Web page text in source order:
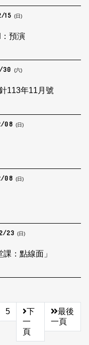
15 (日)
預演
30 (六)
113年11月號
08 (日)
08 (日)
23 (日)
：點線面」
5
下
一
頁
最後
一頁